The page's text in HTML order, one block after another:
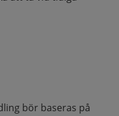
bör baseras på